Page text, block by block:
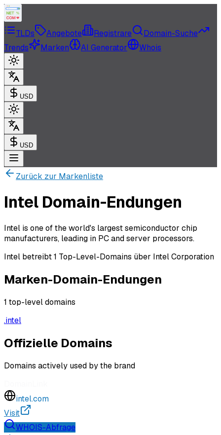
TLDs Angebote Registrare
Domain-Suche
Trends
Marken AI Generator Whois
USD
USD
Zurück zur Markenliste
Intel Domain-Endungen
Intel is one of the world's largest semiconductor chip
manufacturers, leading in PC and server processors.
Intel betreibt 1 Top-Level-Domains über Intel Corporation
Marken-Domain-Endungen
1 top-level domains
.intel
Offizielle Domains
Domains actively used by the brand
intel.com
Visit
WHOIS-Abfrage